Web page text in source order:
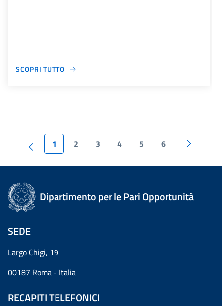
SCOPRI TUTTO
1 2 3 4 5 6
Dipartimento per le Pari Opportunità
SEDE
Largo Chigi, 19
00187 Roma - Italia
RECAPITI TELEFONICI